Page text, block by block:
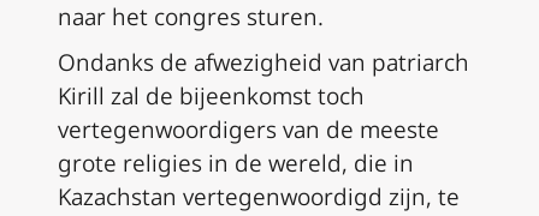
naar het congres sturen.
Ondanks de afwezigheid van patriarch
Kirill zal de bijeenkomst toch
vertegenwoordigers van de meeste
grote religies in de wereld, die in
Kazachstan vertegenwoordigd zijn, te